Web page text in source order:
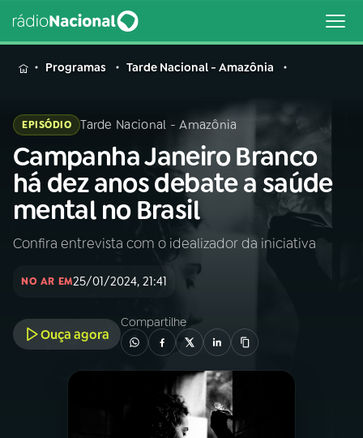
MENU
Buscar
na
Rádio
Nacional
Buscar
AO VIVO
02A RÁDIO
Programas Tarde Nacional - Amazônia
EPISÓDIO Tarde Nacional - Amazônia
Campanha Janeiro Branco
há dez anos debate a saúde
mental no Brasil
Confira entrevista com o idealizador da iniciativa
NO AR EM25/01/2024, 21:41
Ouça agora
Compartilhe